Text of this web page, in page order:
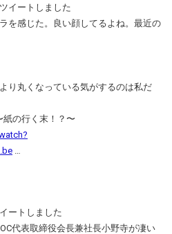
イートしました
を感じた。良い顔してるよね。最近の
り丸くなっている気がするのは私だ
の行く末！？〜
ートしました
代表取締役会長兼社長小野寺が凄い